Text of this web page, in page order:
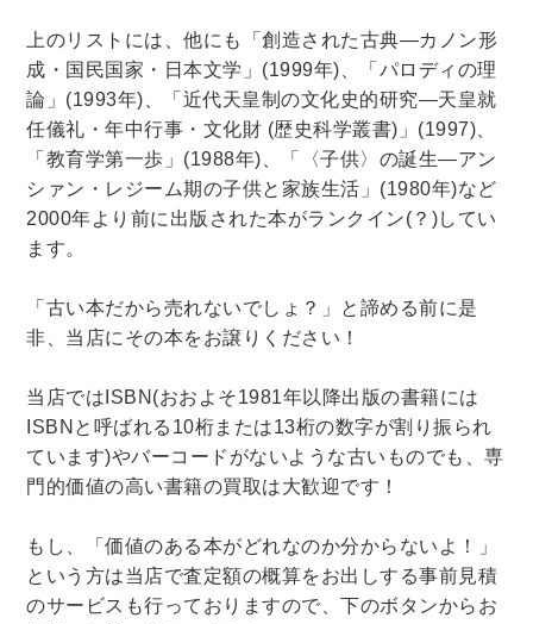
上のリストには、他にも「創造された古典―カノン形
成・国民国家・日本文学」(1999年)、「パロディの理
論」(1993年)、「近代天皇制の文化史的研究―天皇就
任儀礼・年中行事・文化財 (歴史科学叢書)」(1997)、
「教育学第一歩」(1988年)、「〈子供〉の誕生―アン
シァン・レジーム期の子供と家族生活」(1980年)など
2000年より前に出版された本がランクイン(？)してい
ます。
「古い本だから売れないでしょ？」と諦める前に是
非、当店にその本をお譲りください！
当店ではISBN(おおよそ1981年以降出版の書籍には
ISBNと呼ばれる10桁または13桁の数字が割り振られ
ています)やバーコードがないような古いものでも、専
門的価値の高い書籍の買取は大歓迎です！
もし、「価値のある本がどれなのか分からないよ！」
という方は当店で査定額の概算をお出しする事前見積
のサービスも行っておりますので、下のボタンからお